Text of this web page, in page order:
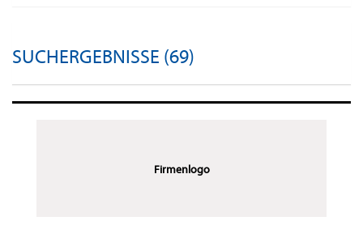
SUCHERGEBNISSE (69)
Firmenlogo